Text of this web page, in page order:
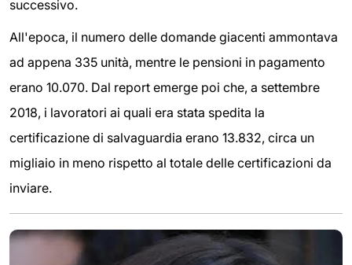
successivo.
All'epoca, il numero delle domande giacenti ammontava
ad appena 335 unità, mentre le pensioni in pagamento
erano 10.070. Dal report emerge poi che, a settembre
2018, i lavoratori ai quali era stata spedita la
certificazione di salvaguardia erano 13.832, circa un
migliaio in meno rispetto al totale delle certificazioni da
inviare.